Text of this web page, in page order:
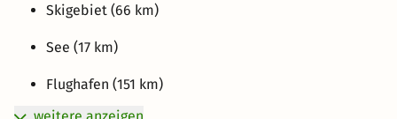
Skigebiet (66 km)
See (17 km)
Flughafen (151 km)